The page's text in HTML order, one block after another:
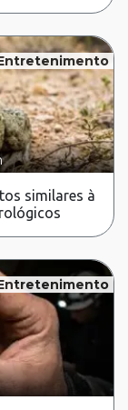
similares à